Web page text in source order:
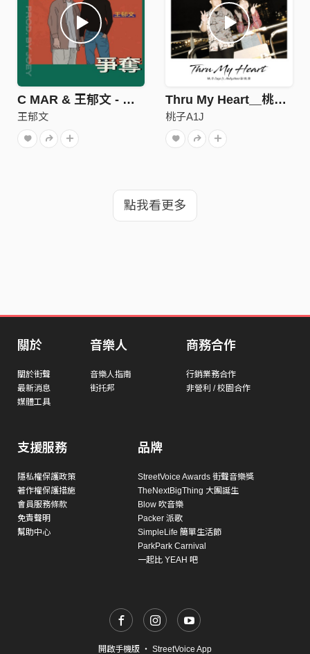
C MAR & 王郁文 - 爭奪
王郁文
Thru My Heart＿桃子A1J ft.AndyShow安迪秀
桃子A1J
點我看更多
關於
關於街聲
最新消息
媒體工具
音樂人
音樂人指南
街托邦
商務合作
行銷業務合作
非營利 / 校園合作
支援服務
隱私權保護政策
著作權保護措施
會員服務條款
免責聲明
幫助中心
品牌
StreetVoice Awards 街聲音樂獎
TheNextBigThing 大團誕生
Blow 吹音樂
Packer 派歌
SimpleLife 簡單生活節
ParkPark Carnival
一起比 YEAH 吧
開啟手機版 ・ StreetVoice App